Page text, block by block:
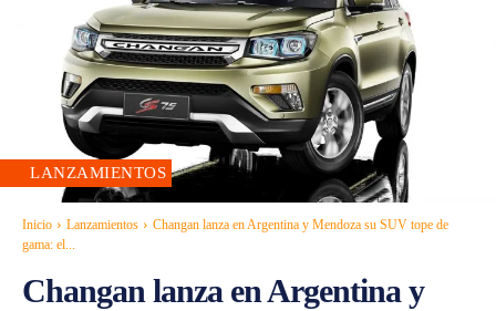
LANZAMIENTOS
Inicio Lanzamientos
Changan lanza en Argentina y Mendoza su SUV tope de
gama: el...
Changan lanza en Argentina y